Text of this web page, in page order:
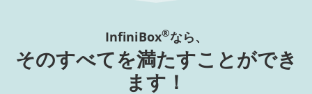
InfiniBox®なら、
そのすべてを満たすことができ
ます！